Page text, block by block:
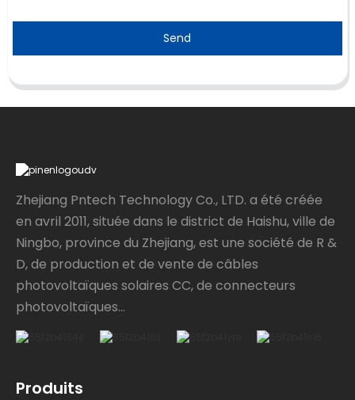
Send
Zhejiang Pntech Technology Co., LTD. a été créée
en avril 2011, située dans le district de Haishu, ville de
Ningbo, province du Zhejiang, est une société de R &
D, de production et de vente de câbles
photovoltaïques solaires CC, de connecteurs
photovoltaïques...
Produits